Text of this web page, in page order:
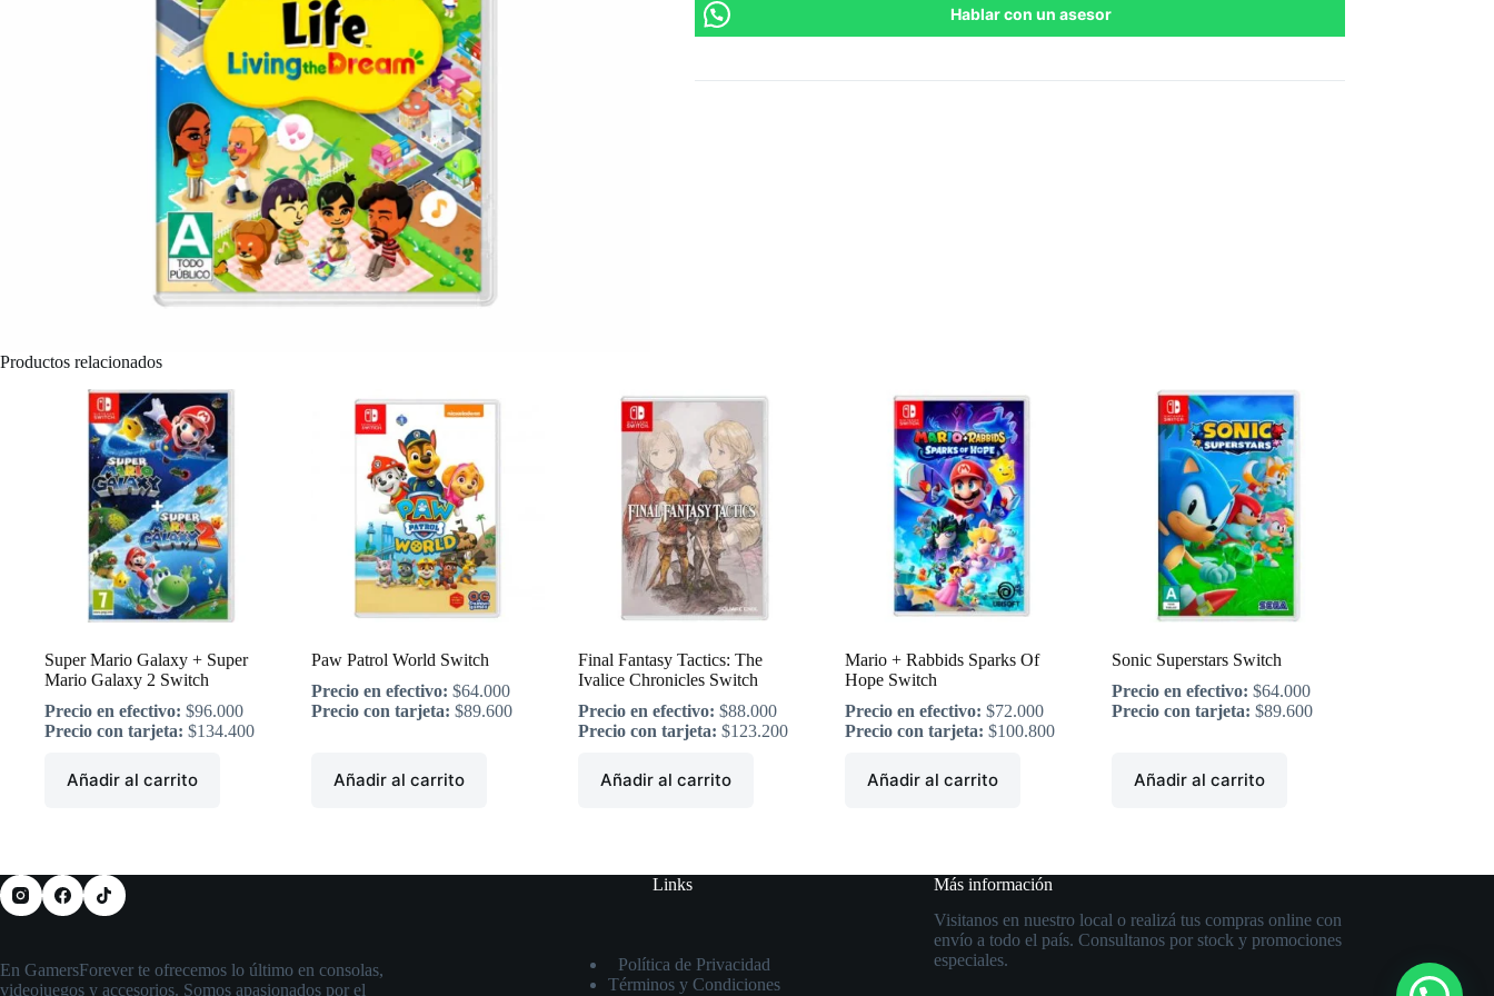
Hablar con un asesor
Productos relacionados
Super Mario Galaxy + Super
Mario Galaxy 2 Switch
Precio en efectivo: $96.000
Precio con tarjeta: $134.400
Añadir al carrito
Paw Patrol World Switch
Precio en efectivo: $64.000
Precio con tarjeta: $89.600
Añadir al carrito
Final Fantasy Tactics: The
Ivalice Chronicles Switch
Precio en efectivo: $88.000
Precio con tarjeta: $123.200
Añadir al carrito
Mario + Rabbids Sparks Of
Hope Switch
Precio en efectivo: $72.000
Precio con tarjeta: $100.800
Añadir al carrito
Sonic Superstars Switch
Precio en efectivo: $64.000
Precio con tarjeta: $89.600
Añadir al carrito
En GamersForever te ofrecemos lo último en consolas,
videojuegos y accesorios. Somos apasionados por el
Links
Política de Privacidad
Términos y Condiciones
Más información
Visitanos en nuestro local o realizá tus compras online con
envío a todo el país. Consultanos por stock y promociones
especiales.